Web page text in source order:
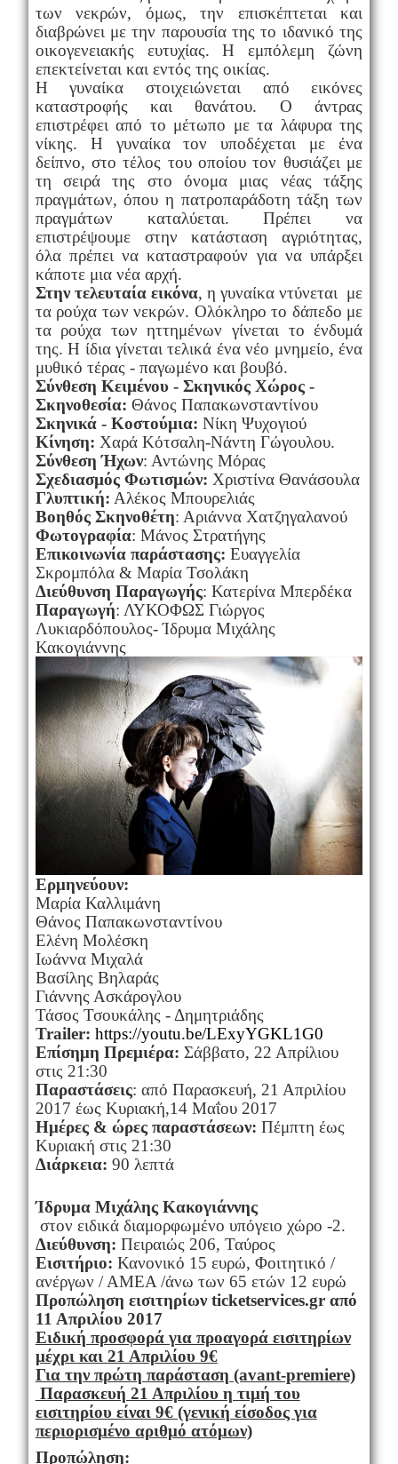
των νεκρών, όμως, την επισκέπτεται και
διαβρώνει με την παρουσία της το ιδανικό της
οικογενειακής ευτυχίας. Η εμπόλεμη ζώνη
επεκτείνεται και εντός της οικίας.
Η γυναίκα στοιχειώνεται από εικόνες
καταστροφής και θανάτου. Ο άντρας
επιστρέφει από το μέτωπο με τα λάφυρα της
νίκης. Η γυναίκα τον υποδέχεται με ένα
δείπνο, στο τέλος του οποίου τον θυσιάζει με
τη σειρά της στο όνομα μιας νέας τάξης
πραγμάτων, όπου η πατροπαράδοτη τάξη των
πραγμάτων καταλύεται. Πρέπει να
επιστρέψουμε στην κατάσταση αγριότητας,
όλα πρέπει να καταστραφούν για να υπάρξει
κάποτε μια νέα αρχή.
Στην τελευταία εικόνα, η γυναίκα ντύνεται με
τα ρούχα των νεκρών. Ολόκληρο το δάπεδο με
τα ρούχα των ηττημένων γίνεται το ένδυμά
της. Η ίδια γίνεται τελικά ένα νέο μνημείο, ένα
μυθικό τέρας - παγωμένο και βουβό.
Σύνθεση Κειµένου - Σκηνικός Χώρος -
Σκηνοθεσία: Θάνος Παπακωνσταντίνου
Σκηνικά - Κοστούµια: Νίκη Ψυχογιού
Κίνηση: Χαρά Κότσαλη-Νάντη Γώγουλου.
Σύνθεση Ήχων: Αντώνης Μόρας
Σχεδιασµός Φωτισµών: Χριστίνα Θανάσουλα
Γλυπτική: Αλέκος Μπουρελιάς
Βοηθός Σκηνοθέτη: Αριάννα Χατζηγαλανού
Φωτογραφία: Μάνος Στρατήγης
Επικοινωνία παράστασης: Ευαγγελία
Σκρομπόλα & Μαρία Τσολάκη
Διεύθυνση Παραγωγής: Κατερίνα Μπερδέκα
Παραγωγή: ΛΥΚΟΦΩΣ Γιώργος
Λυκιαρδόπουλος- Ίδρυμα Μιχάλης
Κακογιάννης
Ερμηνεύουν:
Μαρία Καλλιμάνη
Θάνος Παπακωνσταντίνου
Ελένη Μολέσκη
Ιωάννα Μιχαλά
Βασίλης Βηλαράς
Γιάννης Ασκάρογλου
Τάσος Τσουκάλης - Δημητριάδης
Trailer: https://youtu.be/LExyYGKL1G0
Eπίσημη Πρεμιέρα: Σάββατο, 22 Απρίλιου
στις 21:30
Παραστάσεις: από Παρασκευή, 21 Απριλίου
2017 έως Κυριακή,14 Μαΐου 2017
Ημέρες & ώρες παραστάσεων: Πέμπτη έως
Κυριακή στις 21:30
Διάρκεια: 90 λεπτά
Ίδρυμα Μιχάλης Κακογιάννης
στον ειδικά διαμορφωμένο υπόγειο χώρο -2.
Διεύθυνση: Πειραιώς 206, Ταύρος
Εισιτήριο: Κανονικό 15 ευρώ, Φοιτητικό /
ανέργων / ΑΜΕΑ /άνω των 65 ετών 12 ευρώ
Προπώληση εισιτηρίωνticketservices.grαπό
11 Απριλίου 2017
Ειδική προσφορά για προαγορά εισιτηρίων
μέχρι και 21 Απριλίου 9€
Για την πρώτη παράσταση (avant-premiere)
Παρασκευή 21 Απριλίου η τιμή του
εισιτηρίου είναι 9€ (γενική είσοδος για
περιορισμένο αριθμό ατόμων)
Προπώληση: